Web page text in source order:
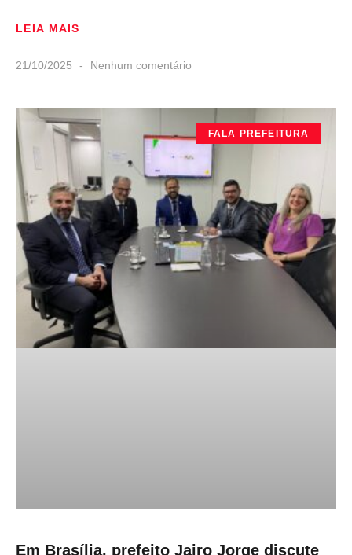
LEIA MAIS
21/10/2025 Nenhum comentário
FALA PREFEITURA
Em Brasília, prefeito Jairo Jorge discute